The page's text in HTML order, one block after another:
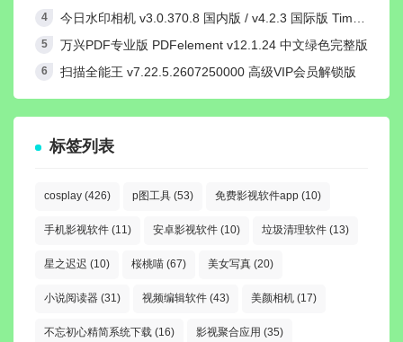
今日水印相机 v3.0.370.8 国内版 / v4.2.3 国际版 Timemark高级VIP会员解锁版
万兴PDF专业版 PDFelement v12.1.24 中文绿色完整版
扫描全能王 v7.22.5.2607250000 高级VIP会员解锁版
标签列表
cosplay (426) p图工具 (53) 免费影视软件app (10)
手机影视软件 (11) 安卓影视软件 (10) 垃圾清理软件 (13)
星之迟迟 (10) 桜桃喵 (67) 美女写真 (20)
小说阅读器 (31) 视频编辑软件 (43) 美颜相机 (17)
不忘初心精简系统下载 (16) 影视聚合应用 (35)